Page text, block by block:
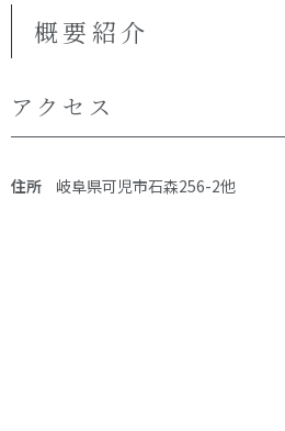
概要紹介
アクセス
住所 岐阜県可児市石森256-2他